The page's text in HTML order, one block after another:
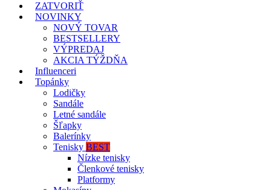
ZATVORIŤ
NOVINKY
NOVÝ TOVAR
BESTSELLERY
VÝPREDAJ
AKCIA TÝŽDŇA
Influenceri
Topánky
Lodičky
Sandále
Letné sandále
Šľapky
Balerínky
Tenisky BEST
Nízke tenisky
Členkové tenisky
Platformy